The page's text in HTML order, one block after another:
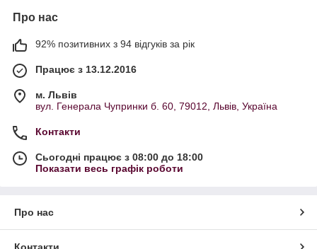
Про нас
92% позитивних з 94 відгуків за рік
Працює з 13.12.2016
м. Львів
вул. Генерала Чупринки б. 60, 79012, Львів, Україна
Контакти
Сьогодні працює з 08:00 до 18:00
Показати весь графік роботи
Про нас